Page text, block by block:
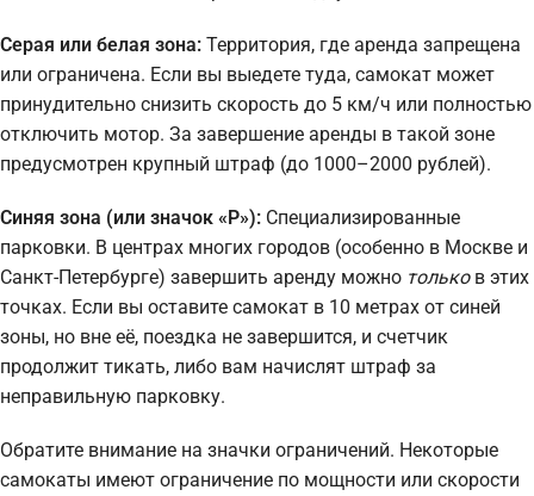
Серая или белая зона: Территория, где аренда запрещена
или ограничена. Если вы выедете туда, самокат может
принудительно снизить скорость до 5 км/ч или полностью
отключить мотор. За завершение аренды в такой зоне
предусмотрен крупный штраф (до 1000–2000 рублей).
Синяя зона (или значок «P»): Специализированные
парковки. В центрах многих городов (особенно в Москве и
Санкт-Петербурге) завершить аренду можно тольков этих
точках. Если вы оставите самокат в 10 метрах от синей
зоны, но вне её, поездка не завершится, и счетчик
продолжит тикать, либо вам начислят штраф за
неправильную парковку.
Обратите внимание на значки ограничений. Некоторые
самокаты имеют ограничение по мощности или скорости